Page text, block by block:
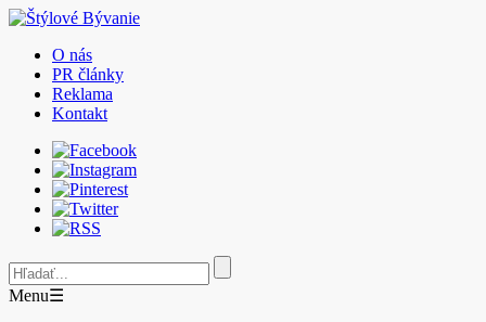
O nás
PR články
Reklama
Kontakt
Menu☰